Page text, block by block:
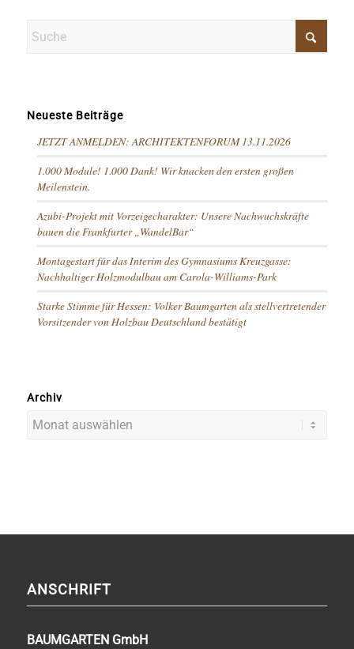
Neueste Beiträge
JETZT ANMELDEN: ARCHITEKTENFORUM 13.11.2026
1.000 Module! 1.000 Dank! Wir knacken den ersten großen
Meilenstein.
Azubi-Projekt mit Vorzeigecharakter: Unsere Nachwuchskräfte
bauen die Frankfurter „WandelBar“
Montagestart für das Interim des Gymnasiums Kreuzgasse:
Nachhaltiger Holzmodulbau am Carola-Williams-Park
Starke Stimme für Hessen: Volker Baumgarten als stellvertretender
Vorsitzender von Holzbau Deutschland bestätigt
Archiv
ANSCHRIFT
BAUMGARTEN GmbH